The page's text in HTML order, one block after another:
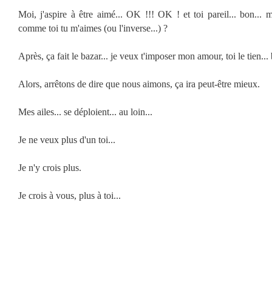
Moi, j'aspire à être aimé... OK !!! OK ! et toi pareil... bon...
comme toi tu m'aimes (ou l'inverse...) ?
Après, ça fait le bazar... je veux t'imposer mon amour, toi le tien...
Alors, arrêtons de dire que nous aimons, ça ira peut-être mieux.
Mes ailes... se déploient... au loin...
Je ne veux plus d'un toi...
Je n'y crois plus.
Je crois à vous, plus à toi...